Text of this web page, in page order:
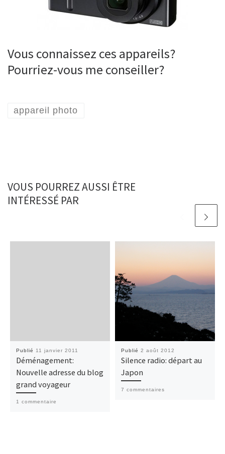
Vous connaissez ces appareils?
Pourriez-vous me conseiller?
appareil photo
VOUS POURREZ AUSSI ÊTRE
INTÉRESSÉ PAR
Publié 11 janvier 2011
Déménagement:
Nouvelle adresse du blog
grand voyageur
1 commentaire
Publié 2 août 2012
Silence radio: départ au
Japon
7 commentaires